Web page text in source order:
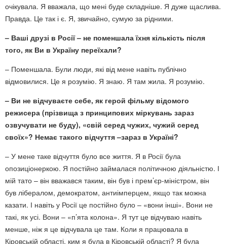
очікувала. Я вважала, що мені буде складніше. Я дуже щаслива.
Правда. Це так і є. Я, звичайно, сумую за рідними.
– Ваші друзі в Росії – не поменшала їхня кількість після
того, як Ви в Україну переїхали?
– Поменшала. Були люди, які від мене навіть публічно
відмовилися. Це я розумію. Я знаю. Я там жила. Я розумію.
– Ви не відчуваєте себе, як герой фільму відомого
режисера (прізвища з принципових міркувань зараз
озвучувати не буду), «свій серед чужих, чужий серед
своїх»? Немає такого відчуття –зараз в Україні?
– У мене таке відчуття було все життя. Я в Росії була
опозиціонеркою. Я постійно займалася політичною діяльністю. І
мій тато – він вважався таким, він був і прем’єр-міністром, він
був лібералом, демократом, антиімперцем, якщо так можна
казати. І навіть у Росії це постійно було – «вони інші». Вони не
такі, як усі. Вони – «п’ята колона». Я тут це відчуваю навіть
менше, ніж я це відчувала це там. Коли я працювала в
Кіровській області, ким я була в Кіровській області? Я була